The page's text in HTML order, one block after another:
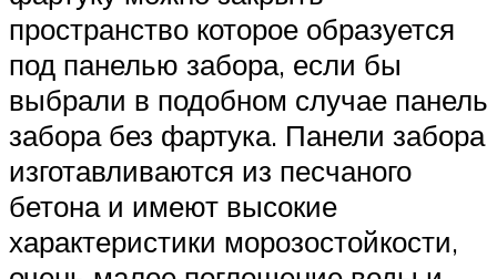
пространство которое образуется
под панелью забора, если бы
выбрали в подобном случае панель
забора без фартука. Панели забора
изготавливаются из песчаного
бетона и имеют высокие
характеристики морозостойкости,